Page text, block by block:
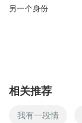
另一个身份
相关推荐
我有一段情